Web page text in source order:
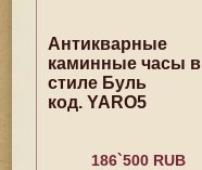
Антикварные
каминные часы в
стиле Буль
код. YARO5
186`500 RUB